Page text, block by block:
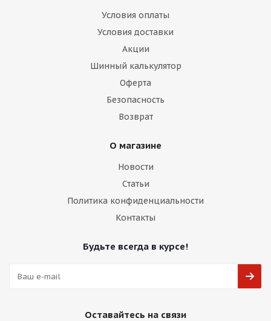
Условия оплаты
Условия доставки
Акции
Шинный калькулятор
Оферта
Безопасность
Возврат
О магазине
Новости
Статьи
Политика конфиденциальности
Контакты
Будьте всегда в курсе!
Оставайтесь на связи